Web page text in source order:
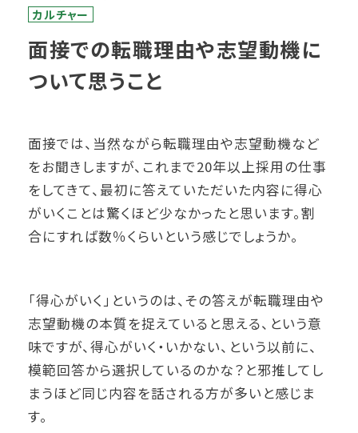
カルチャー
面接での転職理由や志望動機に
ついて思うこと
面接では、当然ながら転職理由や志望動機など
をお聞きしますが、これまで20年以上採用の仕事
をしてきて、最初に答えていただいた内容に得心
がいくことは驚くほど少なかったと思います。割
合にすれば数％くらいという感じでしょうか。
「得心がいく」というのは、その答えが転職理由や
志望動機の本質を捉えていると思える、という意
味ですが、得心がいく・いかない、という以前に、
模範回答から選択しているのかな？と邪推してし
まうほど同じ内容を話される方が多いと感じま
す。